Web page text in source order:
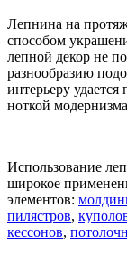
Лепнина на
способом
лепной декор не
разнообразию
интерьеру
ноткой
Использование
широкое
элементов:
пилястров,
кессонов,